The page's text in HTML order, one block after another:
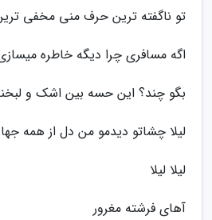
تو ناگفته ترین حرف منی مخفی
اگه مسافری چرا دیگه خاطره
بگو چند؟ این حسه بین اشک و
لیلا چشاتو دیدمو من دل از همه
لیلا لیلا
آهای فرشته مغرور